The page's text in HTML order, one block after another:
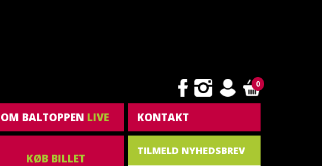
0
OM BALTOPPEN LIVE KONTAKT
KØB BILLET
TILMELD NYHEDSBREV